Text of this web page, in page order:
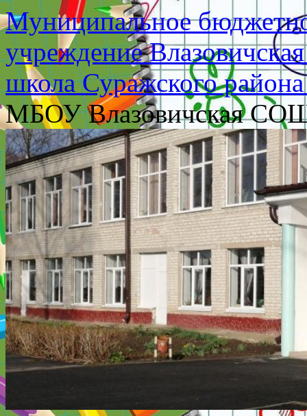
Муниципальное
учреждение
школа Суражского
МБОУ Влазовичская